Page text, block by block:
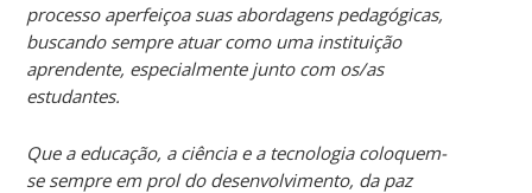
processo aperfeiçoa suas abordagens pedagógicas,
buscando sempre atuar como uma instituição
aprendente, especialmente junto com os/as
estudantes.
Que a educação, a ciência e a tecnologia coloquem-
se sempre em prol do desenvolvimento, da paz